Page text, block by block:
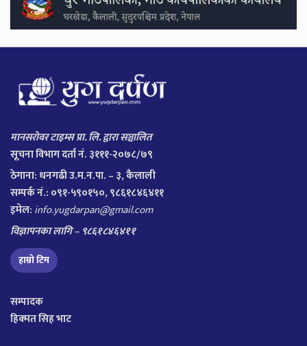
मानसरोवर टाइम्स प्रा. लि. द्वारा सञ्चालित
सूचना विभाग दर्ता नं. ३१११-२०७८/७९
ठेगाना: धनगढी उ.म.न.पा. – ३, कैलाली
सम्पर्क नं.: ०९१-५९०१५०, ९८६१८४६४११
इमेल: info.yugdarpan@gmail.com
विज्ञापनका लागि – ९८६१८४६४११
हाम्रो टिम
सम्पादक
हिक्मत सिह भाट